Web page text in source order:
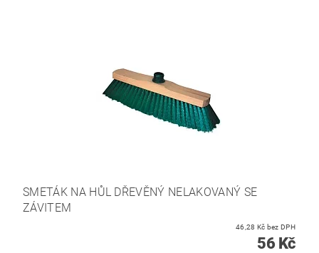
SMETÁK NA HŮL DŘEVĚNÝ NELAKOVANÝ SE
ZÁVITEM
46,28 Kč bez DPH
56 Kč